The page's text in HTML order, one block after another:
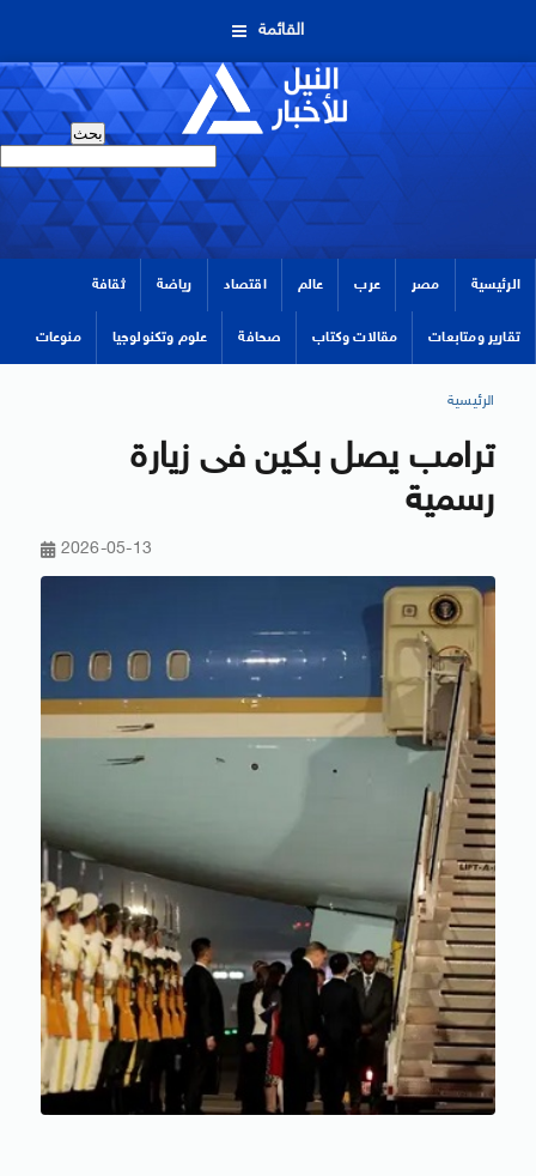
القائمة
الرئيسية مصر عرب عالم اقتصاد رياضة ثقافة
تقارير ومتابعات مقالات وكتاب صحافة علوم وتكنولوجيا منوعات
الرئيسية
ترامب يصل بكين فى زيارة
رسمية
2026-05-13